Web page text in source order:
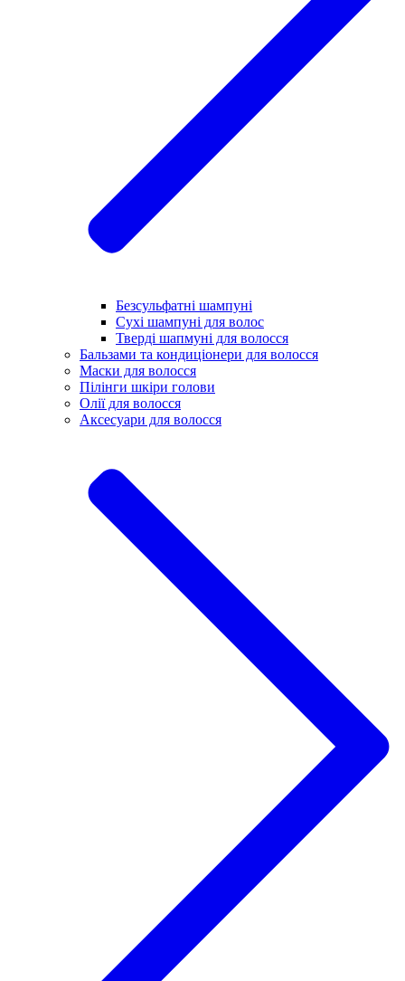
Безсульфатні шампуні
Сухі шампуні для волос
Тверді шапмуні для волосся
Бальзами та кондиціонери для волосся
Маски для волосся
Пілінги шкіри голови
Олії для волосся
Аксесуари для волосся